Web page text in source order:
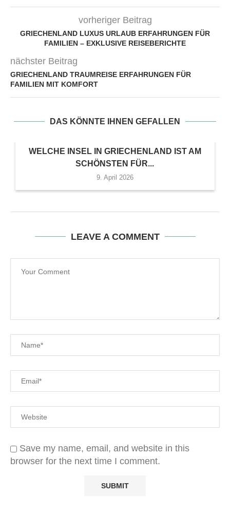
vorheriger Beitrag
GRIECHENLAND LUXUS URLAUB ERFAHRUNGEN FÜR
FAMILIEN – EXKLUSIVE REISEBERICHTE
nächster Beitrag
GRIECHENLAND TRAUMREISE ERFAHRUNGEN FÜR
FAMILIEN MIT KOMFORT
DAS KÖNNTE IHNEN GEFALLEN
WELCHE INSEL IN GRIECHENLAND IST AM
SCHÖNSTEN FÜR...
9. April 2026
LEAVE A COMMENT
Save my name, email, and website in this
browser for the next time I comment.